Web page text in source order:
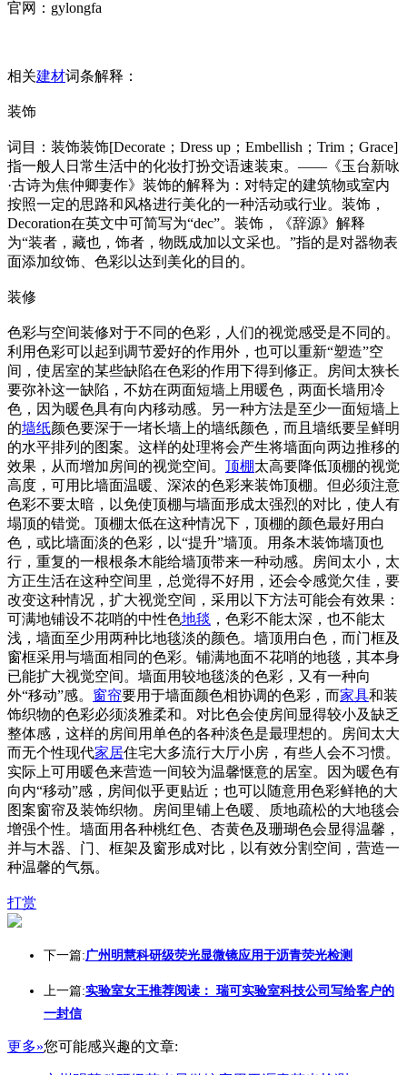
官网：gylongfa
相关建材词条解释：
装饰
词目：装饰装饰[Decorate；Dress up；Embellish；Trim；Grace]
指一般人日常生活中的化妆打扮交语速装束。——《玉台新咏
·古诗为焦仲卿妻作》装饰的解释为：对特定的建筑物或室内
按照一定的思路和风格进行美化的一种活动或行业。装饰，
Decoration在英文中可简写为“dec”。装饰，《辞源》解释
为“装者，藏也，饰者，物既成加以文采也。”指的是对器物表
面添加纹饰、色彩以达到美化的目的。
装修
色彩与空间装修对于不同的色彩，人们的视觉感受是不同的。
利用色彩可以起到调节爱好的作用外，也可以重新“塑造”空
间，使居室的某些缺陷在色彩的作用下得到修正。房间太狭长
要弥补这一缺陷，不妨在两面短墙上用暖色，两面长墙用冷
色，因为暖色具有向内移动感。另一种方法是至少一面短墙上
的墙纸颜色要深于一堵长墙上的墙纸颜色，而且墙纸要呈鲜明
的水平排列的图案。这样的处理将会产生将墙面向两边推移的
效果，从而增加房间的视觉空间。 顶棚太高要降低顶棚的视觉
高度，可用比墙面温暖、深浓的色彩来装饰顶棚。但必须注意
色彩不要太暗，以免使顶棚与墙面形成太强烈的对比，使人有
塌顶的错觉。顶棚太低在这种情况下，顶棚的颜色最好用白
色，或比墙面淡的色彩，以“提升”墙顶。用条木装饰墙顶也
行，重复的一根根条木能给墙顶带来一种动感。房间太小，太
方正生活在这种空间里，总觉得不好用，还会令感觉欠佳，要
改变这种情况，扩大视觉空间，采用以下方法可能会有效果：
可满地铺设不花哨的中性色地毯 ，色彩不能太深，也不能太
浅，墙面至少用两种比地毯淡的颜色。墙顶用白色，而门框及
窗框采用与墙面相同的色彩。铺满地面不花哨的地毯，其本身
已能扩大视觉空间。墙面用较地毯淡的色彩，又有一种向
外“移动”感。 窗帘要用于墙面颜色相协调的色彩，而家具和装
饰织物的色彩必须淡雅柔和。对比色会使房间显得较小及缺乏
整体感，这样的房间用单色的各种淡色是最理想的。房间太大
而无个性现代家居住宅大多流行大厅小房，有些人会不习惯。
实际上可用暖色来营造一间较为温馨惬意的居室。因为暖色有
向内“移动”感，房间似乎更贴近；也可以随意用色彩鲜艳的大
图案窗帘及装饰织物。房间里铺上色暖、质地疏松的大地毯会
增强个性。墙面用各种桃红色、杏黄色及珊瑚色会显得温馨，
并与木器、门、框架及窗形成对比，以有效分割空间，营造一
种温馨的气氛。
打赏
下一篇:广州明慧科研级荧光显微镜应用于沥青荧光检测
上一篇:实验室女王推荐阅读： 瑞可实验室科技公司写给客户的
一封信
更多»您可能感兴趣的文章: